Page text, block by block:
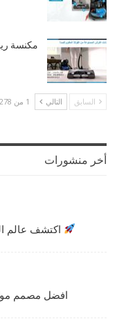
مكنسة
السابق التالي 1 من 278
أخر منشورات
اكتشف عالم
افضل مصمم